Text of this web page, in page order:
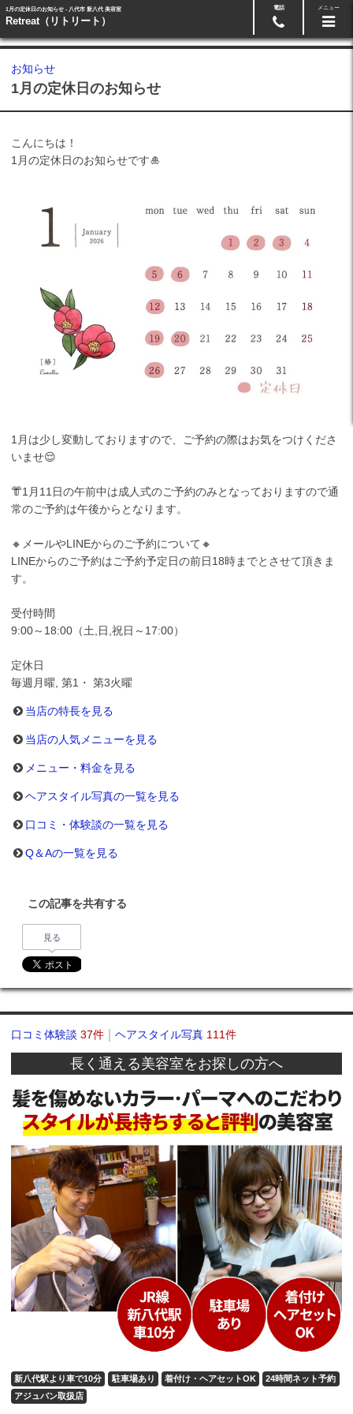
1月の定休日のお知らせ - 八代市 新八代 美容室
Retreat（リトリート）
電話 メニュー
お知らせ
1月の定休日のお知らせ
こんにちは！
1月の定休日のお知らせです🎍
1月は少し変動しておりますので、ご予約の際はお気をつけくださ
いませ😌
👘1月11日の午前中は成人式のご予約のみとなっておりますので通
常のご予約は午後からとなります。
🔸メールやLINEからのご予約について🔸
LINEからのご予約はご予約予定日の前日18時までとさせて頂きま
す。
受付時間
9:00～18:00（土,日,祝日～17:00）
定休日
毎週月曜, 第1・ 第3火曜
当店の特長を見る
当店の人気メニューを見る
メニュー・料金を見る
ヘアスタイル写真の一覧を見る
口コミ・体験談の一覧を見る
Q＆Aの一覧を見る
この記事を共有する
見る
口コミ体験談 37件 ヘアスタイル写真 111件
長く通える美容室をお探しの方へ
新八代駅より車で10分 駐車場あり 着付け・ヘアセットOK
24時間ネット予約
アジュバン取扱店
24時間ネット予約 0965-33-5511